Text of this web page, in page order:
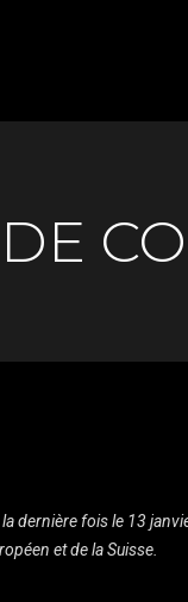
dernière fois le 13
et de la Suisse.